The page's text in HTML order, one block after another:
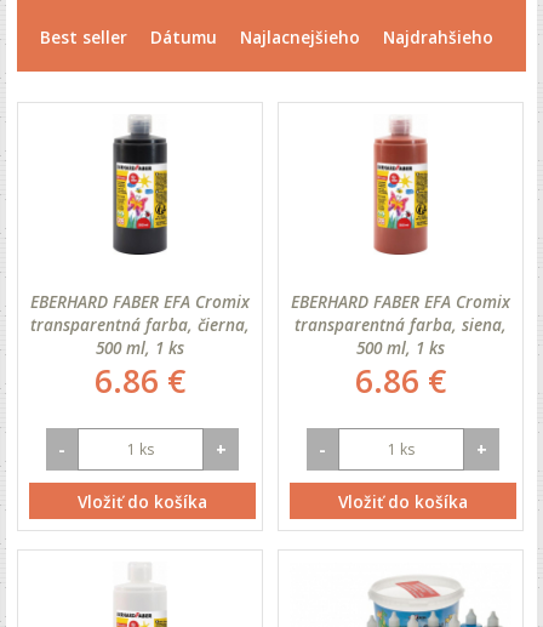
Best seller Dátumu Najlacnejšieho Najdrahšieho
EBERHARD FABER EFA Cromix
transparentná farba, čierna,
500 ml, 1 ks
6.86 €
- +
Vložiť do košíka
EBERHARD FABER EFA Cromix
transparentná farba, siena,
500 ml, 1 ks
6.86 €
- +
Vložiť do košíka